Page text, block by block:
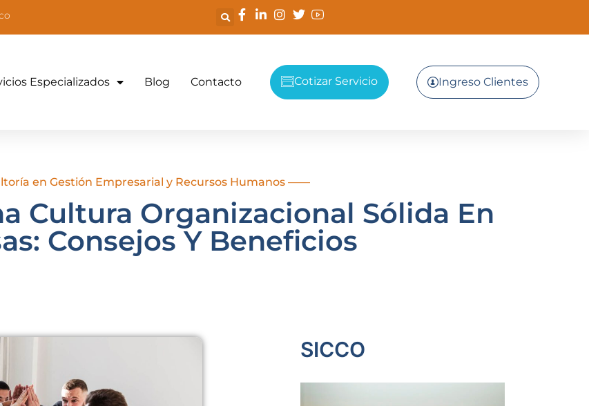
Especializados Blog Contacto Cotizar Servicio Ingreso Clientes
en Gestión Empresarial y Recursos Humanos ——
Cultura Organizacional Sólida En
Consejos Y Beneficios
SICCO